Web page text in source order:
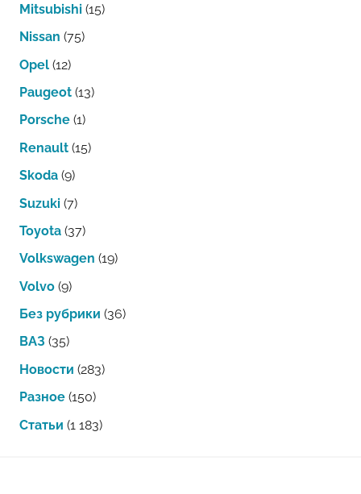
Mitsubishi (15)
Nissan (75)
Opel (12)
Paugeot (13)
Porsche (1)
Renault (15)
Skoda (9)
Suzuki (7)
Toyota (37)
Volkswagen (19)
Volvo (9)
Без рубрики (36)
ВАЗ (35)
Новости (283)
Разное (150)
Статьи (1 183)